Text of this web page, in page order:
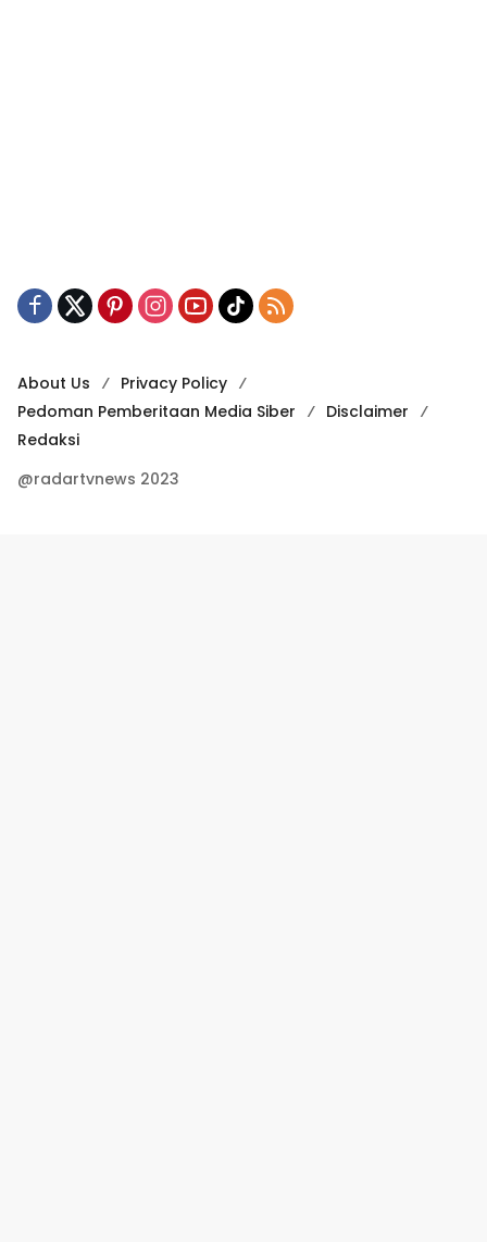
About Us
Privacy Policy
Pedoman Pemberitaan Media Siber
Disclaimer
Redaksi
@radartvnews 2023